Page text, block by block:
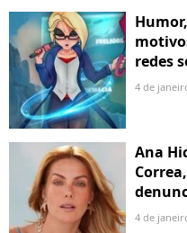
redes
4 de
Ana
4 de